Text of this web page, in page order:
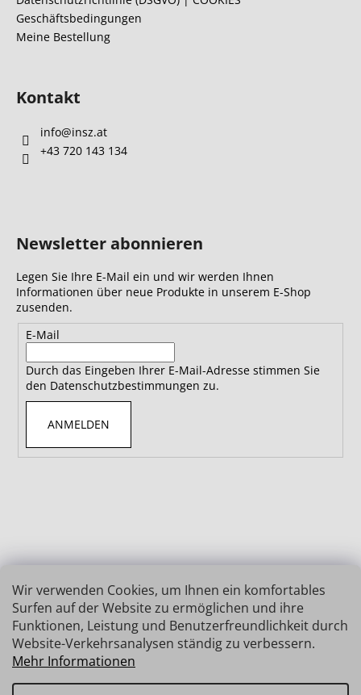
Wir verwenden Cookies, um Ihnen ein komfortables
Surfen auf der Website zu ermöglichen und ihre
Funktionen, Leistung und Benutzerfreundlichkeit durch
Website-Verkehrsanalysen ständig zu verbessern.
Mehr Informationen
Geschäftsbedingungen
Meine Bestellung
Kontakt
info@insz.at
+43 720 143 134
Newsletter abonnieren
Legen Sie Ihre E-Mail ein und wir werden Ihnen
Informationen über neue Produkte in unserem E-Shop
zusenden.
E-Mail
Durch das Eingeben Ihrer E-Mail-Adresse stimmen Sie
den Datenschutzbestimmungen zu.
ANMELDEN